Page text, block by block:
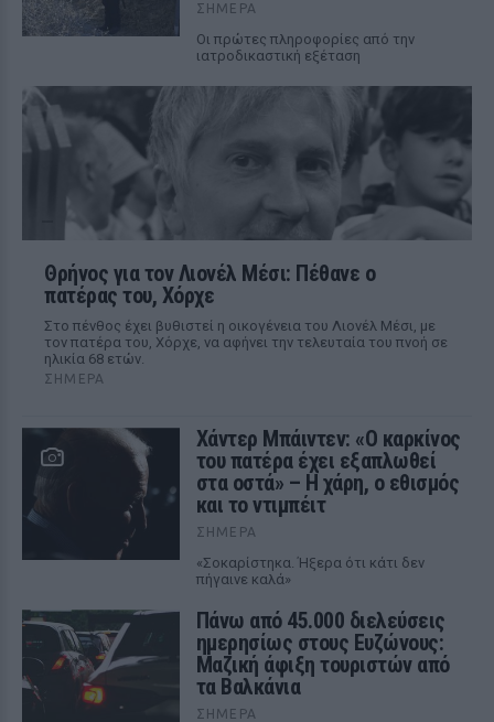
ΣΉΜΕΡΑ
Οι πρώτες πληροφορίες από την
ιατροδικαστική εξέταση
Θρήνος για τον Λιονέλ Μέσι: Πέθανε ο
πατέρας του, Χόρχε
Στο πένθος έχει βυθιστεί η οικογένεια του Λιονέλ Μέσι, με
τον πατέρα του, Χόρχε, να αφήνει την τελευταία του πνοή σε
ηλικία 68 ετών.
ΣΉΜΕΡΑ
Χάντερ Μπάιντεν: «Ο καρκίνος
του πατέρα έχει εξαπλωθεί
στα οστά» – Η χάρη, ο εθισμός
και το ντιμπέιτ
ΣΉΜΕΡΑ
«Σοκαρίστηκα. Ήξερα ότι κάτι δεν
πήγαινε καλά»
Πάνω από 45.000 διελεύσεις
ημερησίως στους Ευζώνους:
Μαζική άφιξη τουριστών από
τα Βαλκάνια
ΣΉΜΕΡΑ